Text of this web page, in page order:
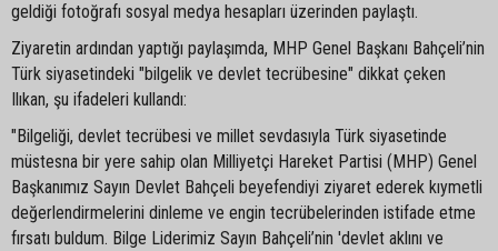
geldiği fotoğrafı sosyal medya hesapları üzerinden paylaştı.
Ziyaretin ardından yaptığı paylaşımda, MHP Genel Başkanı Bahçeli’nin
Türk siyasetindeki "bilgelik ve devlet tecrübesine" dikkat çeken
Ilıkan, şu ifadeleri kullandı:
"Bilgeliği, devlet tecrübesi ve millet sevdasıyla Türk siyasetinde
müstesna bir yere sahip olan Milliyetçi Hareket Partisi (MHP) Genel
Başkanımız Sayın Devlet Bahçeli beyefendiyi ziyaret ederek kıymetli
değerlendirmelerini dinleme ve engin tecrübelerinden istifade etme
fırsatı buldum. Bilge Liderimiz Sayın Bahçeli’nin 'devlet aklını ve